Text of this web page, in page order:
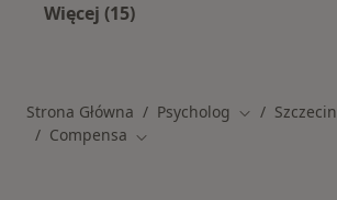
Więcej (15)
Strona Główna Psycholog Zmień miasto
Szczecin
Compensa Zmień miasto